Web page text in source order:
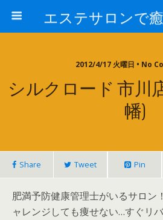
2012/4/17 火曜日 • No
シルクロード 市川
幡)
Share Tweet Pin
肥満予防健康管理士がいるサロン
ャレンジしても痩せない…すぐリ